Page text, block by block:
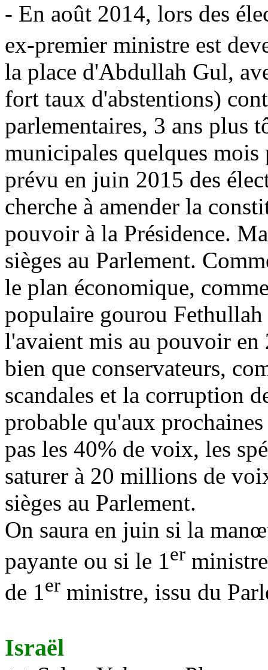
- En août 2014, lors des
ex-premier ministre est
la place d'Abdullah Gul,
fort taux d'abstentions)
parlementaires, 3 ans plus
municipales quelques
prévu en juin 2015 des
cherche à amender la
pouvoir à la Présidence.
sièges au Parlement.
le plan économique,
populaire gourou
l'avaient mis au pouvoir en
bien que conservateurs,
scandales et la corruption
probable qu'aux
pas les 40% de voix, les
saturer à 20 millions de
sièges au Parlement.
On saura en juin si la
payante ou si le 1er
de 1er ministre, issu du
Israël